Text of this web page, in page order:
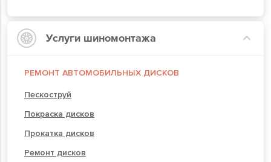
Услуги шиномонтажа
РЕМОНТ АВТОМОБИЛЬНЫХ ДИСКОВ
Пескоструй
Покраска дисков
Прокатка дисков
Ремонт дисков